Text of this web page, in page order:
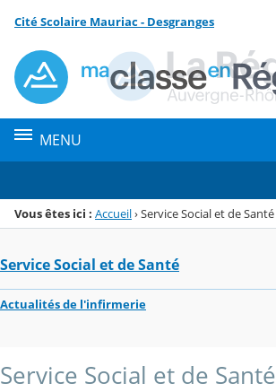
Menu de la rubrique
Contenu
Cité Scolaire Mauriac - Desgranges
MENU
Vous êtes ici : Accueil›Service Social et de Santé
Service Social et de Santé
Actualités de l'infirmerie
Service Social et de Santé